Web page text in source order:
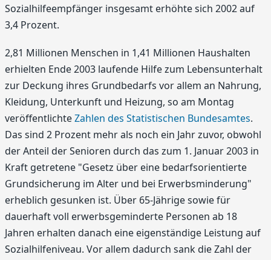
Sozialhilfeempfänger insgesamt erhöhte sich 2002 auf
3,4 Prozent.
2,81 Millionen Menschen in 1,41 Millionen Haushalten
erhielten Ende 2003 laufende Hilfe zum Lebensunterhalt
zur Deckung ihres Grundbedarfs vor allem an Nahrung,
Kleidung, Unterkunft und Heizung, so am Montag
veröffentlichteZahlen des Statistischen Bundesamtes.
Das sind 2 Prozent mehr als noch ein Jahr zuvor, obwohl
der Anteil der Senioren durch das zum 1. Januar 2003 in
Kraft getretene "Gesetz über eine bedarfsorientierte
Grundsicherung im Alter und bei Erwerbsminderung"
erheblich gesunken ist. Über 65-Jährige sowie für
dauerhaft voll erwerbsgeminderte Personen ab 18
Jahren erhalten danach eine eigenständige Leistung auf
Sozialhilfeniveau. Vor allem dadurch sank die Zahl der